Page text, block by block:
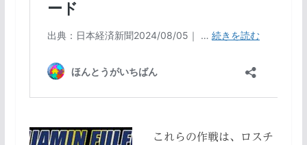
これらの作戦は、ロスチ